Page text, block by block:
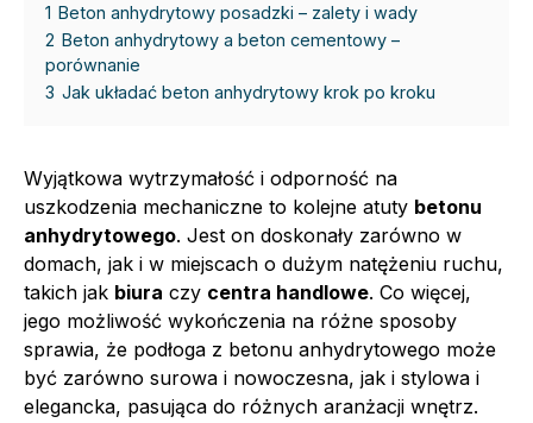
1 Beton anhydrytowy posadzki – zalety i wady
2 Beton anhydrytowy a beton cementowy –
porównanie
3 Jak układać beton anhydrytowy krok po kroku
Wyjątkowa wytrzymałość i odporność na
uszkodzenia mechaniczne to kolejne atuty betonu
anhydrytowego. Jest on doskonały zarówno w
domach, jak i w miejscach o dużym natężeniu ruchu,
takich jak biura czy centra handlowe. Co więcej,
jego możliwość wykończenia na różne sposoby
sprawia, że podłoga z betonu anhydrytowego może
być zarówno surowa i nowoczesna, jak i stylowa i
elegancka, pasująca do różnych aranżacji wnętrz.